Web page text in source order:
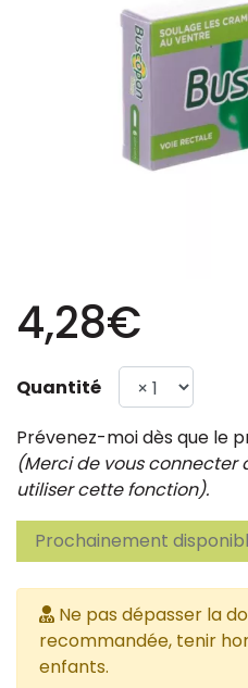
4,28€
Quantité
Prévenez-moi dès que le
(Merci de vous connecter
utiliser cette fonction).
Prochainement
Ne pas dépasser la
recommandée, tenir
enfants.